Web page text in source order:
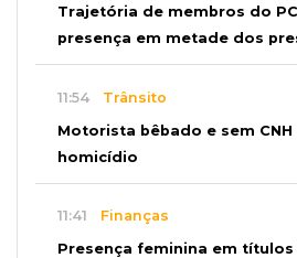
Trajetória de membros do
presença em metade dos
11:54 Trânsito
Motorista bêbado e sem
homicídio
11:41 Finanças
Presença feminina em